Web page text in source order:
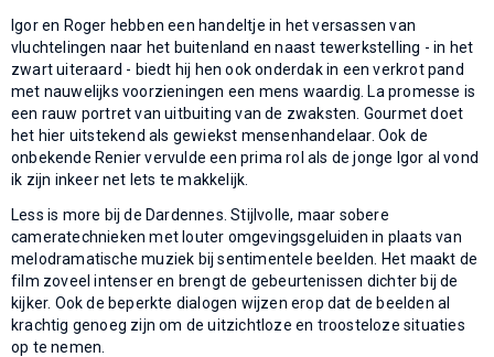
Igor en Roger hebben een handeltje in het versassen van
vluchtelingen naar het buitenland en naast tewerkstelling - in het
zwart uiteraard - biedt hij hen ook onderdak in een verkrot pand
met nauwelijks voorzieningen een mens waardig. La promesse is
een rauw portret van uitbuiting van de zwaksten. Gourmet doet
het hier uitstekend als gewiekst mensenhandelaar. Ook de
onbekende Renier vervulde een prima rol als de jonge Igor al vond
ik zijn inkeer net Iets te makkelijk.
Less is more bij de Dardennes. Stijlvolle, maar sobere
cameratechnieken met louter omgevingsgeluiden in plaats van
melodramatische muziek bij sentimentele beelden. Het maakt de
film zoveel intenser en brengt de gebeurtenissen dichter bij de
kijker. Ook de beperkte dialogen wijzen erop dat de beelden al
krachtig genoeg zijn om de uitzichtloze en troosteloze situaties
op te nemen.